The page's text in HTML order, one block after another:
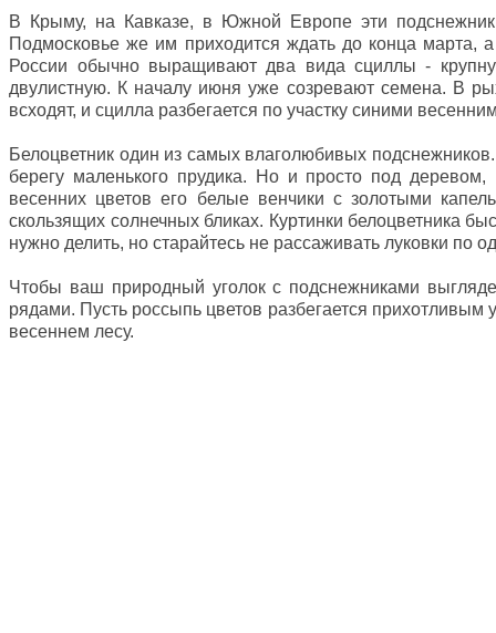
В Крыму, на Кавказе, в Южной Европе эти
Подмосковье же им приходится ждать до конца марта,
России обычно выращивают два вида сциллы -
двулистную. К началу июня уже созревают семена. В
всходят, и сцилла разбегается по участку синими
Белоцветник один из самых влаголюбивых
берегу маленького прудика. Но и просто под
весенних цветов его белые венчики с золотыми
скользящих солнечных бликах. Куртинки белоцветника
нужно делить, но старайтесь не рассаживать луковки по
Чтобы ваш природный уголок с подснежниками
рядами. Пусть россыпь цветов разбегается прихотливым
весеннем лесу.